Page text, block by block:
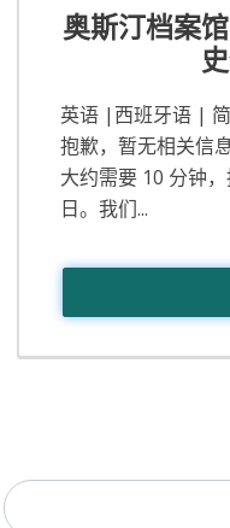
奥斯汀档案
英语 |西班牙语 |
抱歉，暂无相关信
大约需要 10 分钟
日。我们...